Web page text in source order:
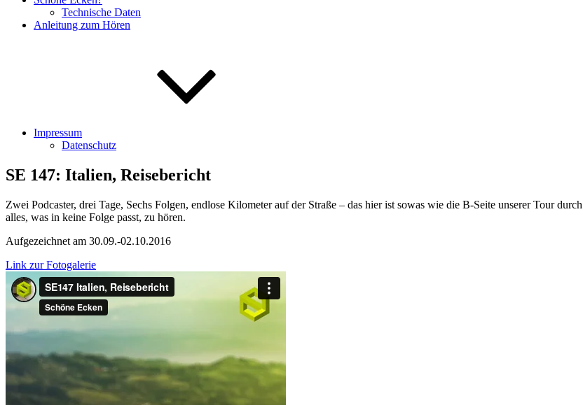
Technische Daten
Anleitung zum Hören
Impressum
Datenschutz
SE 147: Italien, Reisebericht
Zwei Podcaster, drei Tage, Sechs Folgen, endlose Kilometer auf der Straße – das hier ist sowas wie die B-Seite unserer Tour
alles, was in keine Folge passt, zu hören.
Aufgezeichnet am 30.09.-02.10.2016
Link zur Fotogalerie